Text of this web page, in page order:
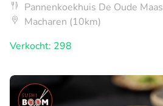
Pannenkoekhuis De Oude Maas
Macharen (10km)
Verkocht: 298